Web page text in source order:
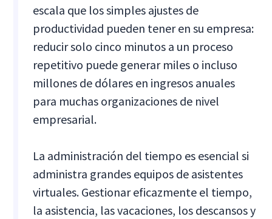
escala que los simples ajustes de
productividad pueden tener en su empresa:
reducir solo cinco minutos a un proceso
repetitivo puede generar miles o incluso
millones de dólares en ingresos anuales
para muchas organizaciones de nivel
empresarial.
La administración del tiempo es esencial si
administra grandes equipos de asistentes
virtuales. Gestionar eficazmente el tiempo,
la asistencia, las vacaciones, los descansos y